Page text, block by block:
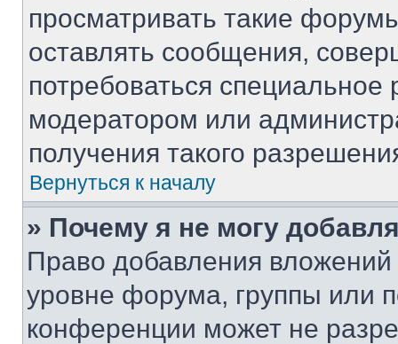
просматривать такие
оставлять сообщения,
потребоваться
модератором или
получения такого
Вернуться к началу
» Почему я не могу
Право добавления
уровне форума, группы или
конференции может не